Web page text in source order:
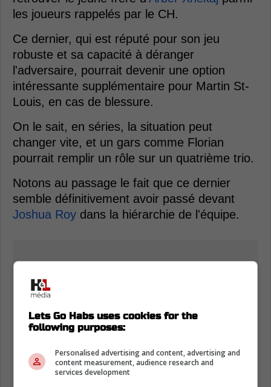
les joueurs rappelés par le CH.
Ce dernier, qui est réputé pour son jeu
robuste et sa capacité à déranger
l'adversaire, pourrait devenir une option
intéressante supplémentaire pour Martin St-
Louis, en cas de blessure.
On le sait, en séries, la situation peut
changer vite, et un gars comme Florian
pourrait remplir un rôle sur un quatrième trio.
Notons au passage le fait que ce dernier
semble définitivement avoir passé devant
Joshua Roy dans la hiérarchie de l'équipe.
Lets Go Habs uses cookies for the
following purposes:
Personalised advertising and content, advertising and
content measurement, audience research and
services development